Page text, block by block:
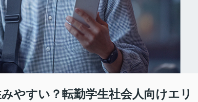
やすい？転勤学生社会人向けエリ